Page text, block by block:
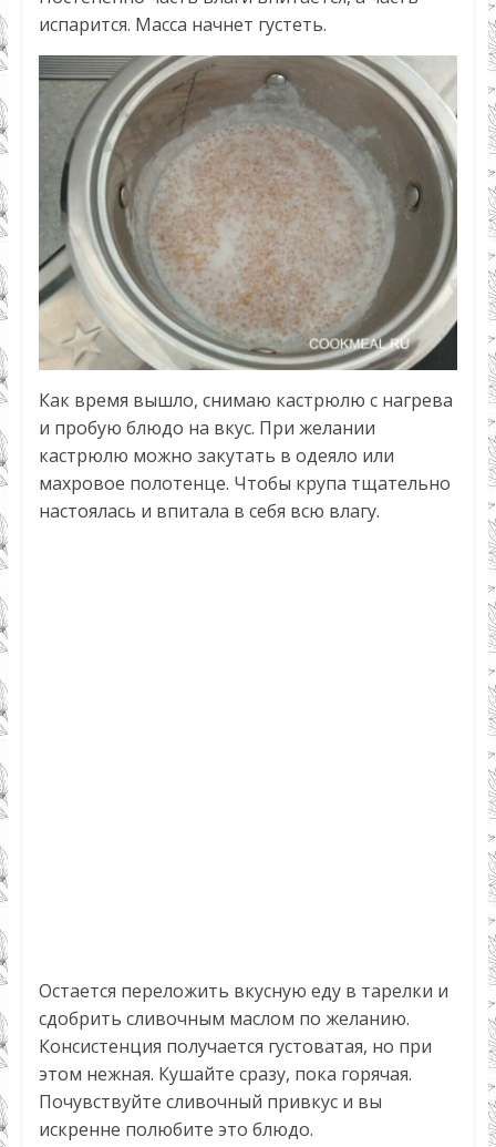
испарится. Масса начнет густеть.
Как время вышло, снимаю кастрюлю с нагрева
и пробую блюдо на вкус. При желании
кастрюлю можно закутать в одеяло или
махровое полотенце. Чтобы крупа тщательно
настоялась и впитала в себя всю влагу.
Остается переложить вкусную еду в тарелки и
сдобрить сливочным маслом по желанию.
Консистенция получается густоватая, но при
этом нежная. Кушайте сразу, пока горячая.
Почувствуйте сливочный привкус и вы
искренне полюбите это блюдо.